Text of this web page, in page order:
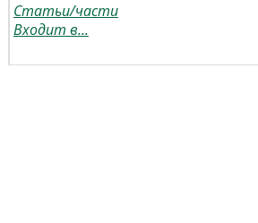
Статьи/части
Входит в...